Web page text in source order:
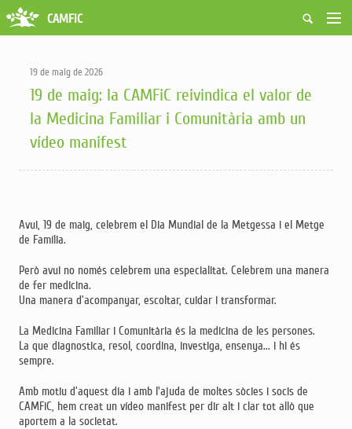
Qui som
Activitats
Borsa de treball
Ciutadans
CAMFiC
19 de maig de 2026
19 de maig: la CAMFiC reivindica el valor de
la Medicina Familiar i Comunitària amb un
vídeo manifest
Avui, 19 de maig, celebrem el Dia Mundial de la Metgessa i el Metge
de Família.
Però avui no només celebrem una especialitat. Celebrem una manera
de fer medicina.
Una manera d’acompanyar, escoltar, cuidar i transformar.
La Medicina Familiar i Comunitària és la medicina de les persones.
La que diagnostica, resol, coordina, investiga, ensenya... i hi és
sempre.
Amb motiu d’aquest dia i amb l'ajuda de moltes sòcies i socis de
CAMFiC, hem creat un vídeo manifest per dir alt i clar tot allò que
aportem a la societat.